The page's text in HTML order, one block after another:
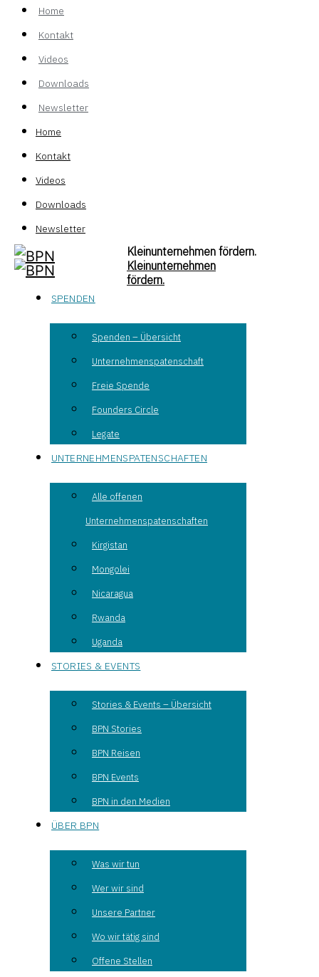
Home
Kontakt
Videos
Downloads
Newsletter
Home
Kontakt
Videos
Downloads
Newsletter
Kleinunternehmen fördern.
Kleinunternehmen
fördern.
SPENDEN
Spenden – Übersicht
Unternehmenspatenschaft
Freie Spende
Founders Circle
Legate
UNTERNEHMENSPATENSCHAFTEN
Alle offenen
Unternehmenspatenschaften
Kirgistan
Mongolei
Nicaragua
Rwanda
Uganda
STORIES & EVENTS
Stories & Events – Übersicht
BPN Stories
BPN Reisen
BPN Events
BPN in den Medien
ÜBER BPN
Was wir tun
Wer wir sind
Unsere Partner
Wo wir tätig sind
Offene Stellen